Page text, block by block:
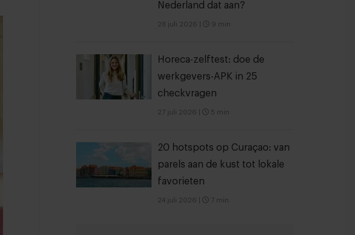
Nederland dat aan?
28 juli 2026 9 min
Horeca-zelftest: doe de
werkgevers-APK in 25
checkvragen
27 juli 2026 5 min
20 hotspots op Curaçao: van
parels aan de kust tot lokale
favorieten
24 juli 2026 7 min